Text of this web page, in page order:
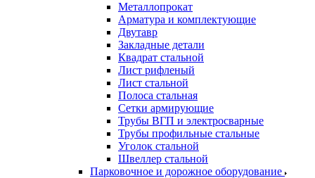
Металлопрокат
Арматура и комплектующие
Двутавр
Закладные детали
Квадрат стальной
Лист рифленый
Лист стальной
Полоса стальная
Сетки армирующие
Трубы ВГП и электросварные
Трубы профильные стальные
Уголок стальной
Швеллер стальной
Парковочное и дорожное оборудование